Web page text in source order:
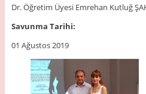
Dr. Öğretim Üyesi Emrehan Kutluğ
Savunma Tarihi:
01 Ağustos 2019